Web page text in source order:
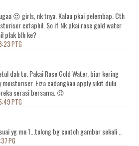
😍 girls, nk tnya. Kalau pkai pelembap. Cth
cetaphil. So if Nk pkai rose gold water
plak blh ke?
PTG
dah tu. Pakai Rose Gold Water, biar kering
Eiza cadangkan apply sikit dulu.
serasi bersama. 😉
PTG
yg mn 1...tolong bg contoh gambar sekali ..
PG